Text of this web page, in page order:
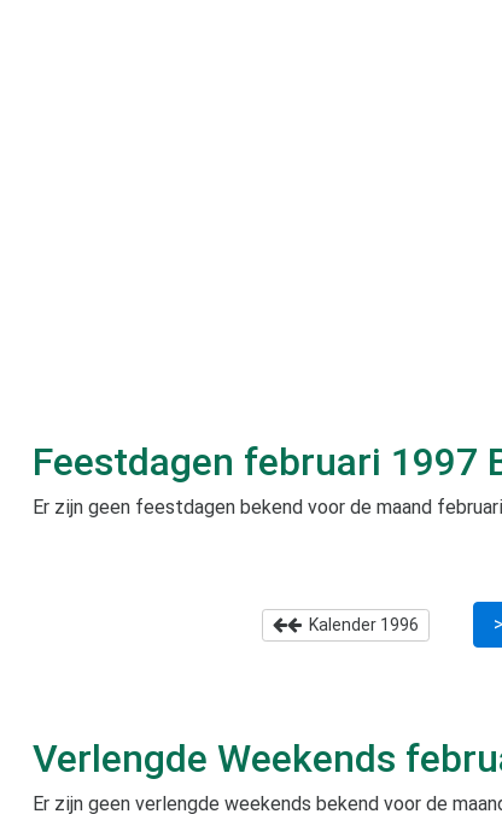
Feestdagen februari 1997
Er zijn geen feestdagen bekend voor de maand
Kalender 1996
Verlengde Weekends
Er zijn geen verlengde weekends bekend voor de